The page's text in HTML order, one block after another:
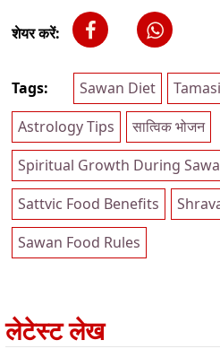
शेयर करें:
Tags: Sawan Diet
Astrology Tips
सात्विक भोजन
Spiritual Growth During
Sattvic Food Benefits
Sawan Food Rules
लेटेस्ट लेख